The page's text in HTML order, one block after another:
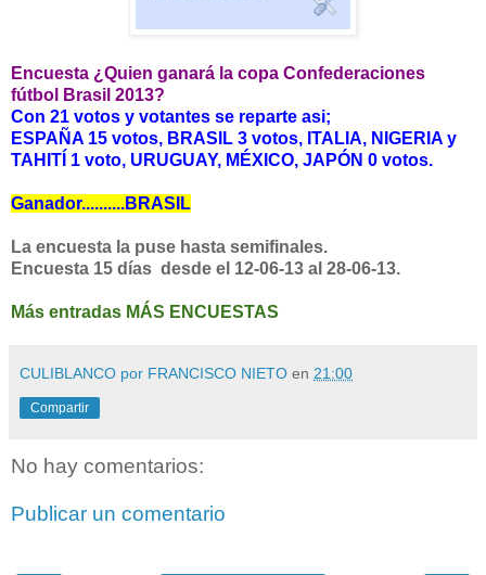
Encuesta ¿Quien ganará la copa Confederaciones
fútbol Brasil 2013?
Con 21 votos y votantes se reparte asi;
ESPAÑA 15 votos, BRASIL 3 votos, ITALIA, NIGERIA y
TAHITÍ 1 voto, URUGUAY, MÉXICO, JAPÓN 0 votos.
Ganador..........BRASIL
La encuesta la puse hasta semifinales.
Encuesta 15 días desde el 12-06-13 al 28-06-13.
Más entradas MÁS ENCUESTAS
CULIBLANCO por FRANCISCO NIETO en 21:00
Compartir
No hay comentarios:
Publicar un comentario